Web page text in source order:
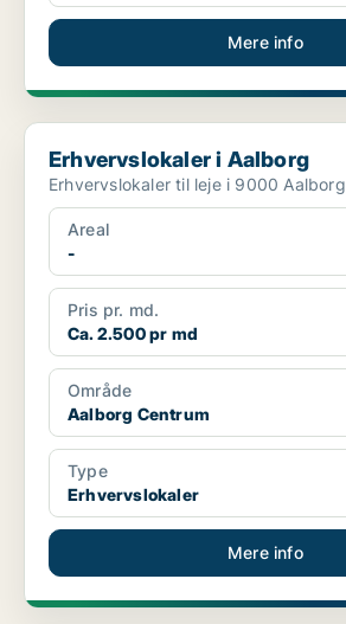
Mere info
Erhvervslokaler i Aalborg
Erhvervslokaler i Aalborg
Erhvervslokaler til leje i 9000 Aalborg
Areal
-
Pris pr. md.
Ca. 2.500 pr md
Område
Aalborg Centrum
Type
Erhvervslokaler
Mere info